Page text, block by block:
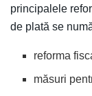
principalele
de plată se
reforma
măsuri